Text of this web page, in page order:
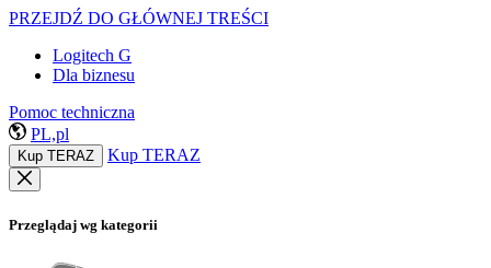
PRZEJDŹ DO GŁÓWNEJ TREŚCI
Logitech G
Dla biznesu
Pomoc techniczna
PL,pl
Kup TERAZ Kup TERAZ
Przeglądaj wg kategorii